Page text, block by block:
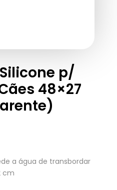
p/
48×27
a água de transbordar
cm